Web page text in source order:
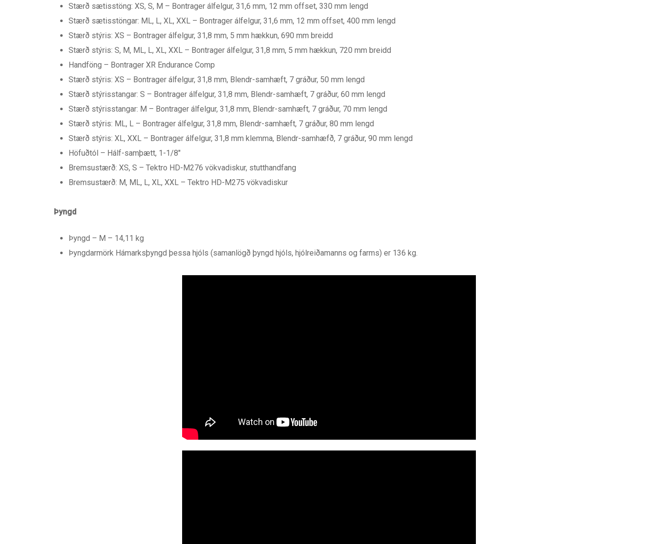
Stærð sætisstöng: XS, S, M – Bontrager álfelgur, 31,6 mm, 12 mm offset, 330 mm lengd
Stærð sætisstöngar: ML, L, XL, XXL – Bontrager álfelgur, 31,6 mm, 12 mm offset, 400 mm lengd
Stærð stýris: XS – Bontrager álfelgur, 31,8 mm, 5 mm hækkun, 690 mm breidd
Stærð stýris: S, M, ML, L, XL, XXL – Bontrager álfelgur, 31,8 mm, 5 mm hækkun, 720 mm breidd
Handföng – Bontrager XR Endurance Comp
Stærð stýris: XS – Bontrager álfelgur, 31,8 mm, Blendr-samhæft, 7 gráður, 50 mm lengd
Stærð stýrisstangar: S – Bontrager álfelgur, 31,8 mm, Blendr-samhæft, 7 gráður, 60 mm lengd
Stærð stýrisstangar: M – Bontrager álfelgur, 31,8 mm, Blendr-samhæft, 7 gráður, 70 mm lengd
Stærð stýris: ML, L – Bontrager álfelgur, 31,8 mm, Blendr-samhæft, 7 gráður, 80 mm lengd
Stærð stýris: XL, XXL – Bontrager álfelgur, 31,8 mm klemma, Blendr-samhæfð, 7 gráður, 90 mm lengd
Höfuðtól – Hálf-samþætt, 1-1/8″
Bremsustærð: XS, S – Tektro HD-M276 vökvadiskur, stutthandfang
Bremsustærð: M, ML, L, XL, XXL – Tektro HD-M275 vökvadiskur
Þyngd
Þyngd – M – 14,11 kg
Þyngdarmörk Hámarksþyngd þessa hjóls (samanlögð þyngd hjóls, hjólreiðamanns og farms) er 136 kg.